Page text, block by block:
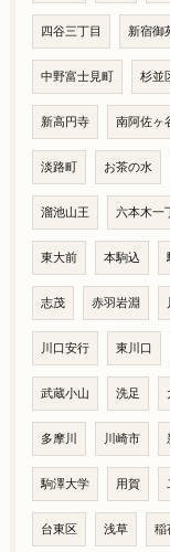
四谷三丁目 新宿御
中野富士見町 杉並
新高円寺 南阿佐ヶ
淡路町 お茶の水
溜池山王 六本木一
東大前 本駒込
志茂 赤羽岩淵
川口安行 東川口
武蔵小山 洗足
多摩川 川崎市
駒澤大学 用賀
台東区 浅草 稲